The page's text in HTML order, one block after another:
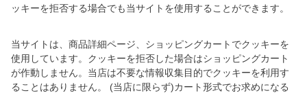
ッキーを拒否する場合でも当サイトを使用することができます。
当サイトは、商品詳細ページ、ショッピングカートでクッキーを
使用しています。クッキーを拒否した場合はショッピングカート
が作動しません。当店は不要な情報収集目的でクッキーを利用す
ることはありません。 (当店に限らず)カート形式でお求めになる